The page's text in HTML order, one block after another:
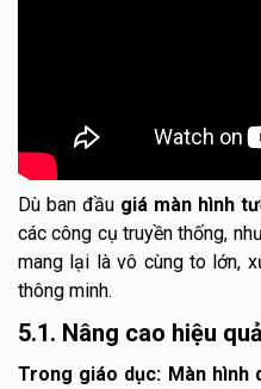
Dù ban đầu giá màn hình
các công cụ truyền thống,
mang lại là vô cùng to lớn,
thông minh.
5.1. Nâng cao hiệu
Trong giáo dục: Màn hình